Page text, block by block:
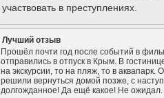
участвовать в преступлениях.
Лучший отзыв
Прошёл почти год после событий в
отправились в отпуск в Крым. В
на экскурсии, то на пляж, то в
решили вернуться домой позже, с
долгожданное! Да ещё какое! Не